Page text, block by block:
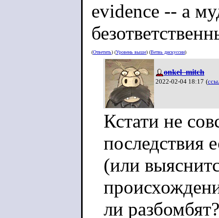
evidence -- а
(Ответить) (Уровень выше) (Ветвь дискуссии)
onkel_mitch
2022-02-04 18:17 (
Кстати не
последствия
(или
ли